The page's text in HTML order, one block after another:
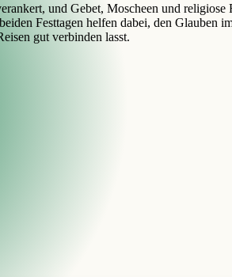
und Gebet, Moscheen und
Festtagen helfen dabei, den
gut verbinden lasst.